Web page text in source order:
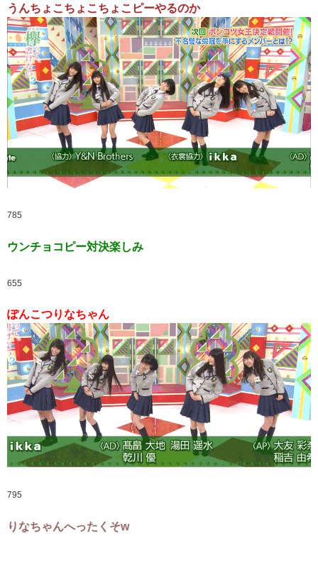
うんちょこちょこちょこピーやるのか
785
ウンチョコピー対決楽しみ
655
ぽんこつりなちゃん
795
りなちゃんへったくそw